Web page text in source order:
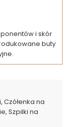
i skór
buty
, Czółenka na
, Szpilki na